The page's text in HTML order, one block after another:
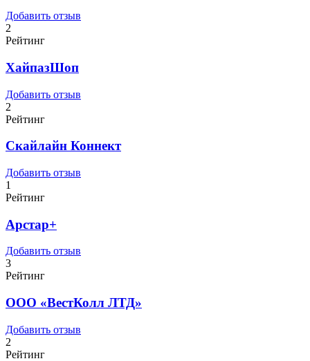
Добавить отзыв
2
Рейтинг
ХайпазШоп
Добавить отзыв
2
Рейтинг
Скайлайн Коннект
Добавить отзыв
1
Рейтинг
Арстар+
Добавить отзыв
3
Рейтинг
ООО «ВестКолл ЛТД»
Добавить отзыв
2
Рейтинг